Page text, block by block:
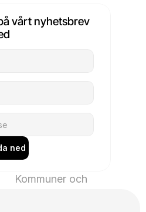
vårt nyhetsbrev
ned
Kommuner och